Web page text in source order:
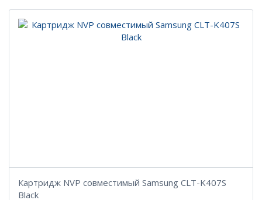
Картридж NVP совместимый Samsung CLT-K407S
Black